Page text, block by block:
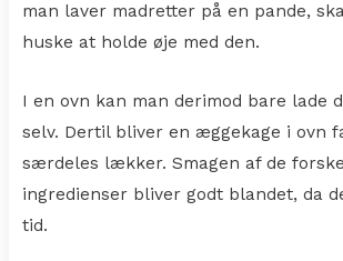
man laver madretter på en pande,
huske at holde øje med den.
I en ovn kan man derimod bare lade
selv. Dertil bliver en æggekage i ovn
særdeles lækker. Smagen af de
ingredienser bliver godt blandet, da
tid.